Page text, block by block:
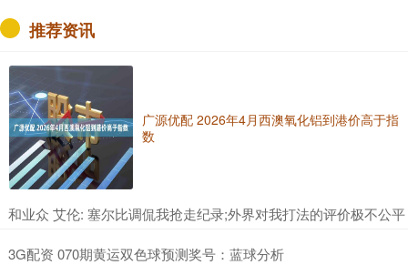
推荐资讯
广源优配 2026年4月西澳氧化铝到港价高于指
数
​和业众 艾伦: 塞尔比调侃我抢走纪录;外界对我打法的评价极不公平
​3G配资 070期黄运双色球预测奖号：蓝球分析